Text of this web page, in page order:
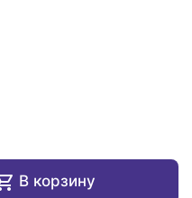
В корзину